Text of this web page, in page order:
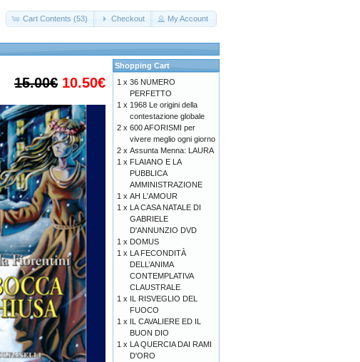
Cart Contents (53) Checkout My Account
15.00€ 10.50€
Shopping Cart
1 x 36 NUMERO
PERFETTO
1 x 1968 Le origini della
contestazione globale
2 x 600 AFORISMI per
vivere meglio ogni giorno
2 x Assunta Menna: LAURA
1 x FLAIANO E LA
PUBBLICA
AMMINISTRAZIONE
1 x AH L'AMOUR
1 x LA CASA NATALE DI
GABRIELE
D'ANNUNZIO DVD
1 x DOMUS
1 x LA FECONDITÀ
DELL’ANIMA
CONTEMPLATIVA
CLAUSTRALE
1 x IL RISVEGLIO DEL
FUOCO
1 x IL CAVALIERE ED IL
BUON DIO
1 x LA QUERCIA DAI RAMI
D'ORO